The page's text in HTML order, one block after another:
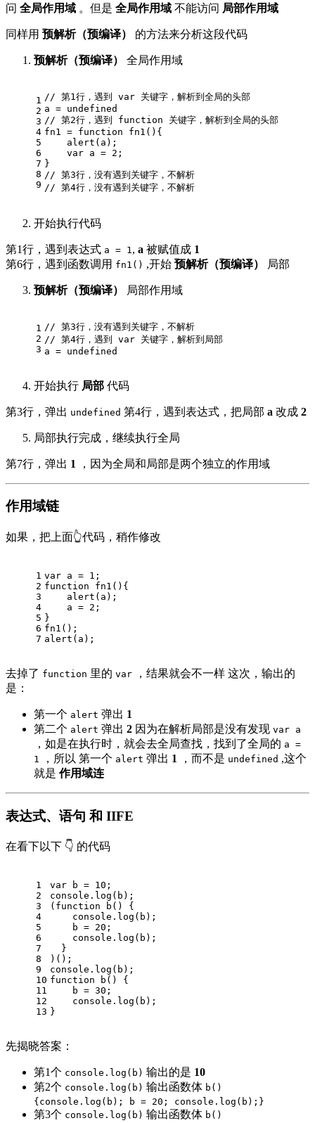
问 全局作用域 。但是 全局作用域 不能访问 局部作用域
同样用 预解析（预编译） 的方法来分析这段代码
预解析（预编译） 全局作用域
1
2
3
4
5
6
7
8
9
// 第1行，遇到 var 关键字，解析到全局的头部
a = undefined
// 第2行，遇到 function 关键字，解析到全局的头部
fn1 = function fn1 ( ) {
    alert(a);
var a = 2 ;
}
// 第3行，没有遇到关键字，不解析
// 第4行，没有遇到关键字，不解析
开始执行代码
第1行，遇到表达式 a = 1 , a 被赋值成 1
第6行，遇到函数调用 fn1() ,开始 预解析（预编译） 局部
预解析（预编译） 局部作用域
1
2
3
// 第3行，没有遇到关键字，不解析
// 第4行，遇到 var 关键字，解析到局部
a = undefined
开始执行 局部 代码
第3行，弹出 undefined 第4行，遇到表达式，把局部 a 改成 2
局部执行完成，继续执行全局
第7行，弹出 1 ，因为全局和局部是两个独立的作用域
作用域链
如果，把上面👆代码，稍作修改
1
2
3
4
5
6
7
var a = 1 ;
function
fn1 ( ) {
    alert(a);
    a =
2 ;
}
fn1();
alert(a);
去掉了 function 里的 var ，结果就会不一样 这次，输出的
是：
第一个 alert 弹出 1
第二个 alert 弹出 2 因为在解析局部是没有发现 var a
，如是在执行时，就会去全局查找，找到了全局的 a =
1
，所以 第一个 alert 弹出 1 ，而不是 undefined ,这个
就是 作用域连
表达式、语句 和 IIFE
在看下以下 👇 的代码
1
2
3
4
5
6
7
8
9
10
11
12
13
var b = 10 ;
console .log(b);
( function b ( ) {
console .log(b);
    b =
20 ;
console .log(b);
  }
)();
console .log(b);
function
b ( ) {
    b =
30 ;
console .log(b);
}
先揭晓答案：
第1个 console.log(b) 输出的是 10
第2个 console.log(b) 输出函数体 b()
{console.log(b); b = 20; console.log(b);}
第3个 console.log(b) 输出函数体 b()